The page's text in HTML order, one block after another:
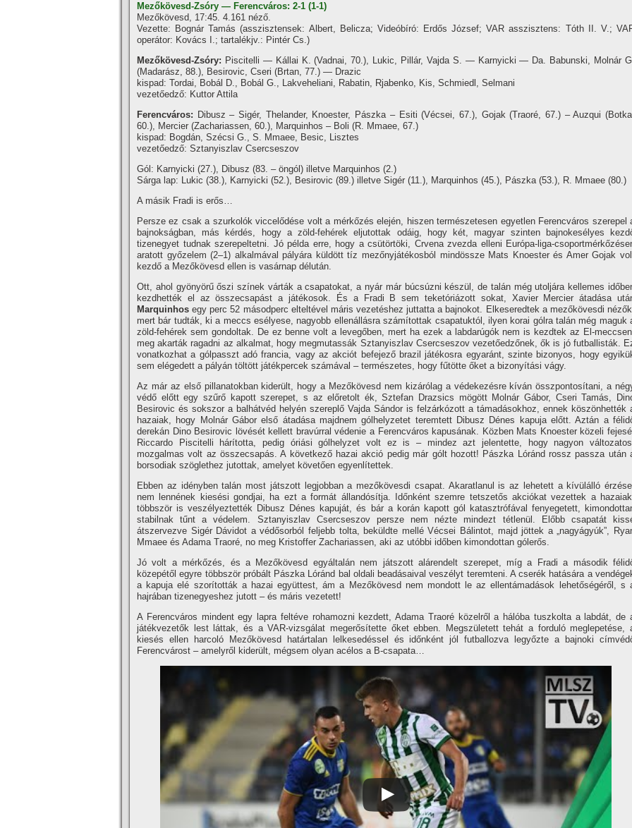
Mezőkövesd-Zsóry — Ferencváros: 2-1 (1-1)
Mezőkövesd, 17:45. 4.161 néző.
Vezette: Bognár Tamás (asszisztensek: Albert, Belicza; Videóbíró: Erdős József; VAR asszisztens: Tóth II. V.;
operátor: Kovács I.; tartalékjv.: Pintér Cs.)
Mezőkövesd-Zsóry: Piscitelli — Kállai K. (Vadnai, 70.), Lukic, Pillár, Vajda S. — Karnyicki — Da. Babunski, Molnár
(Madarász, 88.), Besirovic, Cseri (Brtan, 77.) — Drazic
kispad: Tordai, Bobál D., Bobál G., Lakveheliani, Rabatin, Rjabenko, Kis, Schmiedl, Selmani
vezetőedző: Kuttor Attila
Ferencváros: Dibusz – Sigér, Thelander, Knoester, Pászka – Esiti (Vécsei, 67.), Gojak (Traoré, 67.) – Auzqui
60.), Mercier (Zachariassen, 60.), Marquinhos – Boli (R. Mmaee, 67.)
kispad: Bogdán, Szécsi G., S. Mmaee, Besic, Lisztes
vezetőedző: Sztanyiszlav Csercseszov
Gól: Karnyicki (27.), Dibusz (83. – öngól) illetve Marquinhos (2.)
Sárga lap: Lukic (38.), Karnyicki (52.), Besirovic (89.) illetve Sigér (11.), Marquinhos (45.), Pászka (53.), R. Mmaee (80.)
A másik Fradi is erős…
Persze ez csak a szurkolók viccelődése volt a mérkőzés elején, hiszen természetesen egyetlen Ferencváros szerepel
bajnokságban, más kérdés, hogy a zöld-fehérek eljutottak odáig, hogy két, magyar szinten bajnokesélyes
tizenegyet tudnak szerepeltetni. Jó példa erre, hogy a csütörtöki, Crvena zvezda elleni Európa-liga-
aratott győzelem (2–1) alkalmával pályára küldött tíz mezőnyjátékosból mindössze Mats Knoester és Amer Gojak
kezdő a Mezőkövesd ellen is vasárnap délután.
Ott, ahol gyönyörű őszi színek várták a csapatokat, a nyár már búcsúzni készül, de talán még utoljára kellemes
kezdhették el az összecsapást a játékosok. És a Fradi B sem teketóriázott sokat, Xavier Mercier átadása
Marquinhos egy perc 52 másodperc elteltével máris vezetéshez juttatta a bajnokot. Elkeseredtek a mezőkövesdi
mert bár tudták, ki a meccs esélyese, nagyobb ellenállásra számítottak csapatuktól, ilyen korai gólra talán még maguk
zöld-fehérek sem gondoltak. De ez benne volt a levegőben, mert ha ezek a labdarúgók nem is kezdtek az El-
meg akarták ragadni az alkalmat, hogy megmutassák Sztanyiszlav Csercseszov vezetőedzőnek, ők is jó futballisták.
vonatkozhat a gólpasszt adó francia, vagy az akciót befejező brazil játékosra egyaránt, szinte bizonyos, hogy
sem elégedett a pályán töltött játékpercek számával – természetes, hogy fűtötte őket a bizonyítási vágy.
Az már az első pillanatokban kiderült, hogy a Mezőkövesd nem kizárólag a védekezésre kíván összpontosítani, a
védő előtt egy szűrő kapott szerepet, s az előretolt ék, Sztefan Drazsics mögött Molnár Gábor, Cseri Tamás,
Besirovic és sokszor a balhátvéd helyén szereplő Vajda Sándor is felzárkózott a támadásokhoz, ennek köszönhették
hazaiak, hogy Molnár Gábor első átadása majdnem gólhelyzetet teremtett Dibusz Dénes kapuja előtt. Aztán a
derekán Dino Besirovic lövését kellett bravúrral védenie a Ferencváros kapusának. Közben Mats Knoester közeli
Riccardo Piscitelli hárította, pedig óriási gólhelyzet volt ez is – mindez azt jelentette, hogy nagyon
mozgalmas volt az összecsapás. A következő hazai akció pedig már gólt hozott! Pászka Lóránd rossz passza után
borsodiak szöglethez jutottak, amelyet követően egyenlítettek.
Ebben az idényben talán most játszott legjobban a mezőkövesdi csapat. Akaratlanul is az lehetett a kívülálló
nem lennének kiesési gondjai, ha ezt a formát állandósítja. Időnként szemre tetszetős akciókat vezettek a
többször is veszélyeztették Dibusz Dénes kapuját, és bár a korán kapott gól katasztrófával fenyegetett,
stabilnak tűnt a védelem. Sztanyiszlav Csercseszov persze nem nézte mindezt tétlenül. Előbb csapatát
átszervezve Sigér Dávidot a védősorból feljebb tolta, beküldte mellé Vécsei Bálintot, majd jöttek a „nagyágyúk”,
Mmaee és Adama Traoré, no meg Kristoffer Zachariassen, aki az utóbbi időben kimondottan gólerős.
Jó volt a mérkőzés, és a Mezőkövesd egyáltalán nem játszott alárendelt szerepet, míg a Fradi a második
közepétől egyre többször próbált Pászka Lóránd bal oldali beadásaival veszélyt teremteni. A cserék hatására a
a kapuja elé szorították a hazai együttest, ám a Mezőkövesd nem mondott le az ellentámadások lehetőségéről, s
hajrában tizenegyeshez jutott – és máris vezetett!
A Ferencváros mindent egy lapra feltéve rohamozni kezdett, Adama Traoré közelről a hálóba tuszkolta a labdát, de
játékvezetők lest láttak, és a VAR-vizsgálat megerősítette őket ebben. Megszületett tehát a forduló meglepetése,
kiesés ellen harcoló Mezőkövesd határtalan lelkesedéssel és időnként jól futballozva legyőzte a bajnoki
Ferencvárost – amelyről kiderült, mégsem olyan acélos a B-csapata…